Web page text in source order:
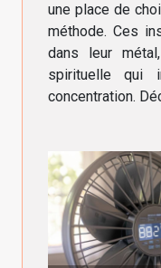
une place de
méthode. Ces
dans leur
spirituelle qui
concentration.